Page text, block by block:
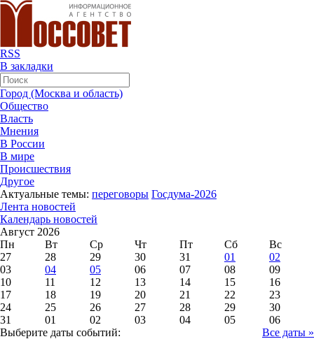
RSS
В закладки
Город (Москва и область)
Общество
Власть
Мнения
В России
В мире
Происшествия
Другое
Актуальные темы: переговоры Госдума-2026
Лента новостей
Календарь новостей
Август 2026
Пн
Вт Ср Чт Пт Сб
Вс
27
28 29 30 31 01
02
03
04 05 06 07 08
09
10
11 12 13 14 15
16
17
18 19 20 21 22
23
24
25 26 27 28 29
30
31
01 02 03 04 05
06
Все даты »
Выберите даты событий: